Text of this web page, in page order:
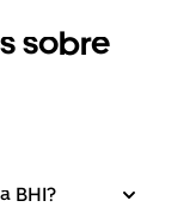
sobre
BHI?